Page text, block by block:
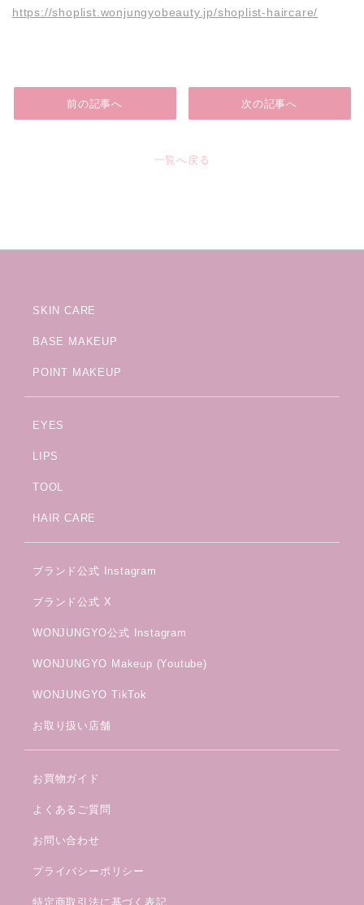
https://shoplist.wonjungyobeauty.jp/shoplist-haircare/
前の記事へ
一覧へ戻る
次の記事へ
SKIN CARE
BASE MAKEUP
POINT MAKEUP
EYES
LIPS
TOOL
HAIR CARE
ブランド公式 Instagram
ブランド公式 X
WONJUNGYO公式 Instagram
WONJUNGYO Makeup (Youtube)
WONJUNGYO TikTok
お取り扱い店舗
お買物ガイド
よくあるご質問
お問い合わせ
プライバシーポリシー
特定商取引法に基づく表記